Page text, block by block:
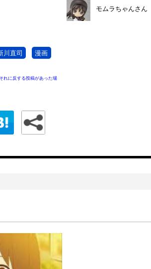
川直司 漫画
れに反する投稿があった場
モムラちゃんさん